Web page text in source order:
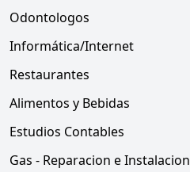
Odontologos
Informática/Internet
Restaurantes
Alimentos y Bebidas
Estudios Contables
Gas - Reparacion e Instalacion